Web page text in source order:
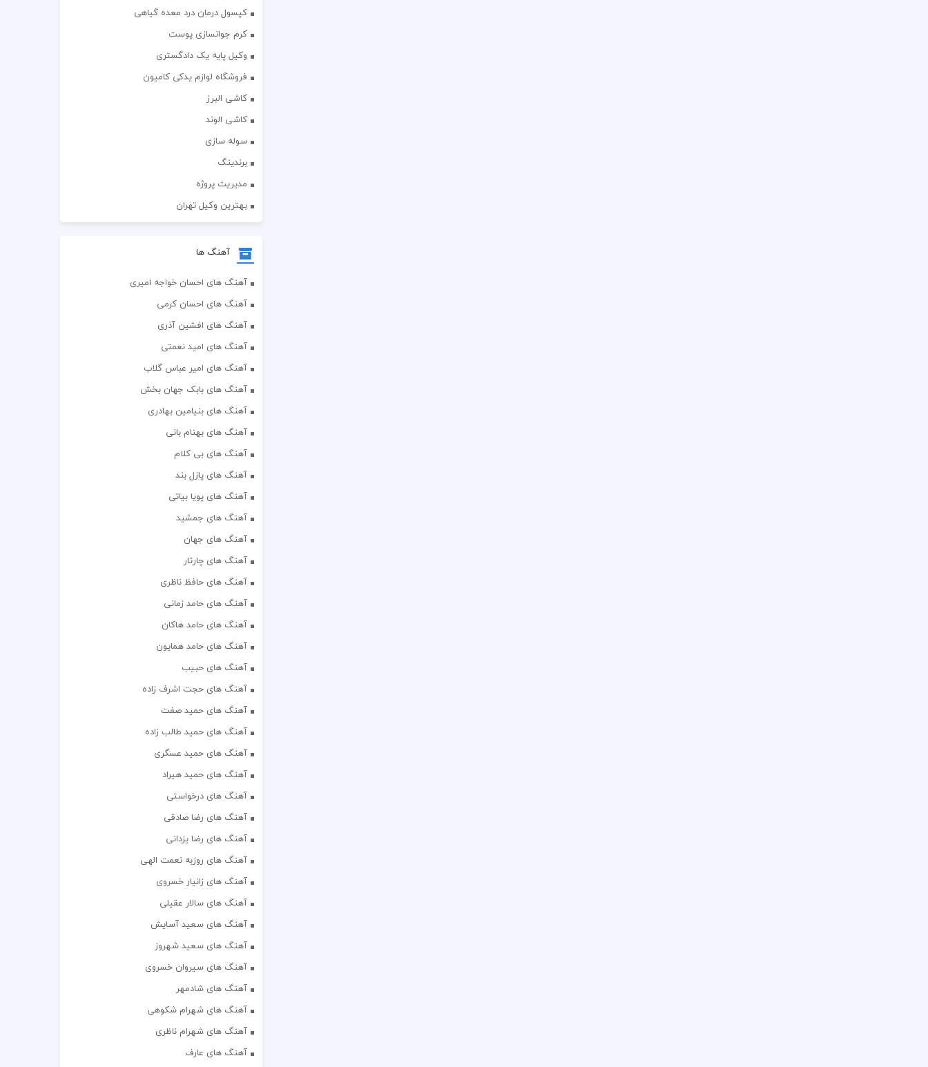
کپسول درمان درد معده گیاهی
کرم جوانسازی پوست
وکیل پایه یک دادگستری
فروشگاه لوازم یدکی کامیون
کاشی البرز
کاشی الوند
سوله سازی
برندینگ
مدیریت پروژه
بهترین وکیل تهران
آهنگ ها
آهنگ های احسان خواجه امیری
آهنگ های احسان کرمی
آهنگ های افشین آذری
آهنگ های امید نعمتی
آهنگ های امیر عباس گلاب
آهنگ های بابک جهان بخش
آهنگ های بنیامین بهادری
آهنگ های بهنام بانی
آهنگ های بی کلام
آهنگ های پازل بند
آهنگ های پویا بیاتی
آهنگ های جمشید
آهنگ های جهان
آهنگ های چارتار
آهنگ های حافظ ناظری
آهنگ های حامد زمانی
آهنگ های حامد هاکان
آهنگ های حامد همایون
آهنگ های حبیب
آهنگ های حجت اشرف زاده
آهنگ های حمید صفت
آهنگ های حمید طالب زاده
آهنگ های حمید عسگری
آهنگ های حمید هیراد
آهنگ های درخواستی
آهنگ های رضا صادقی
آهنگ های رضا یزدانی
آهنگ های روزبه نعمت الهی
آهنگ های زانیار خسروی
آهنگ های سالار عقیلی
آهنگ های سعید آسایش
آهنگ های سعید شهروز
آهنگ های سیروان خسروی
آهنگ های شادمهر
آهنگ های شهرام شکوهی
آهنگ های شهرام ناظری
آهنگ های عارف